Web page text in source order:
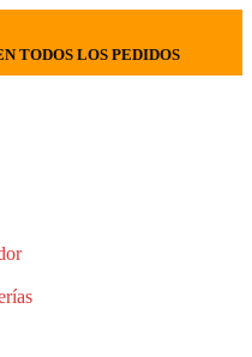
TODOS LOS PEDIDOS